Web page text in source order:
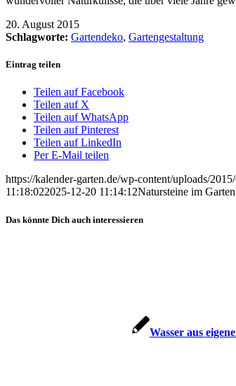
20. August 2015
Schlagworte: Gartendeko, Gartengestaltung
Eintrag teilen
Teilen auf Facebook
Teilen auf X
Teilen auf WhatsApp
Teilen auf Pinterest
Teilen auf LinkedIn
Per E-Mail teilen
https://kalender-garten.de/wp-content/uploads/
11:18:022025-12-20 11:14:12Natursteine im Garten
Das könnte Dich auch interessieren
Wasser aus